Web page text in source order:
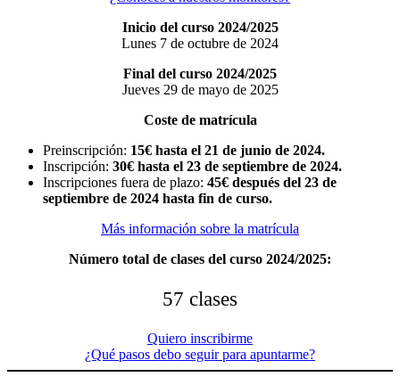
Inicio del curso 2024/2025
Lunes 7 de octubre de 2024
Final del curso 2024/2025
Jueves 29 de mayo de 2025
Coste de matrícula
Preinscripción: 15€ hasta el 21 de junio de 2024.
Inscripción: 30€ hasta el 23 de septiembre de 2024.
Inscripciones fuera de plazo: 45€ después del 23 de
septiembre de 2024 hasta fin de curso.
Más información sobre la matrícula
Número total de clases del curso 2024/2025:
57 clases
Quiero inscribirme
¿Qué pasos debo seguir para apuntarme?